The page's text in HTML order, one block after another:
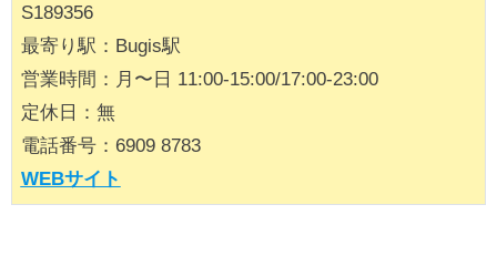
S189356
最寄り駅：Bugis駅
営業時間：月〜日 11:00-15:00/17:00-23:00
定休日：無
電話番号：6909 8783
WEBサイト